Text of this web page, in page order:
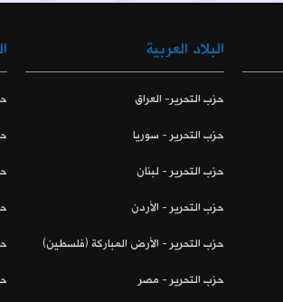
البلاد العربية
حزب التحرير- العراق
حزب التحرير - سوريا
حزب التحرير - لبنان
حزب التحرير - الأردن
حزب التحرير - الأرض المباركة (فلسطين)
حزب التحرير - مصر